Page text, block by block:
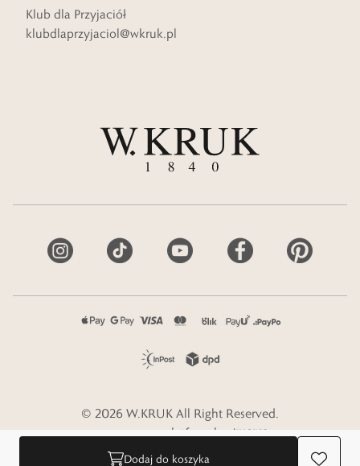
Dodaj do koszyka
Klub dla Przyjaciół
klubdlaprzyjaciol@wkruk.pl
© 2026 W.KRUK All Right Reserved.
e-commerce platform by